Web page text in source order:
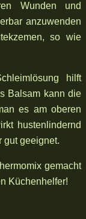
Wunden und
anzuwenden
so wie
hilft
Balsam kann die
es am oberen
hustenlindernd
gut geeignet.
gemacht
Küchenhelfer!